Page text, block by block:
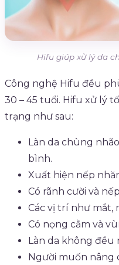
Hifu giúp xử lý da
Công nghệ Hifu đều
30 – 45 tuổi. Hifu xử lý
trạng như sau:
Làn da chùng
bình.
Xuất hiện nếp
Có rãnh cười và
Các vị trí như mắt,
Có nọng cằm và
Làn da không đều
Người muốn nâng